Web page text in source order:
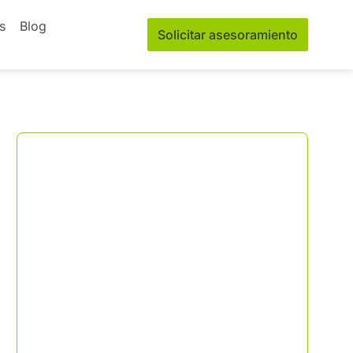
Blog
Solicitar asesoramiento